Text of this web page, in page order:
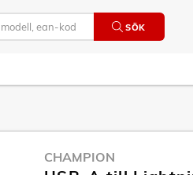
SÖK
CHAMPION